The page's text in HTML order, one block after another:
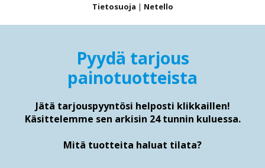
Tietosuoja | Netello